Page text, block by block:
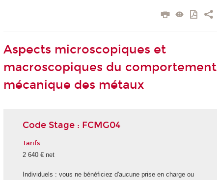
Aspects microscopiques et
macroscopiques du comportement
mécanique des métaux
Code Stage : FCMG04
Tarifs
2 640 € net
Individuels : vous ne bénéficiez d'aucune prise en charge ou